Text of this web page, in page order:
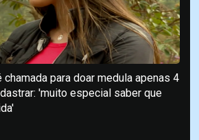
chamada para doar medula apenas 4
'muito especial saber que